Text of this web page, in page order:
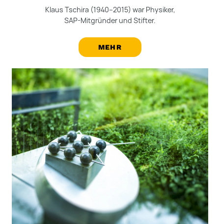
Klaus Tschira (1940–2015) war Physiker,
SAP-Mitgründer und Stifter.
MEHR